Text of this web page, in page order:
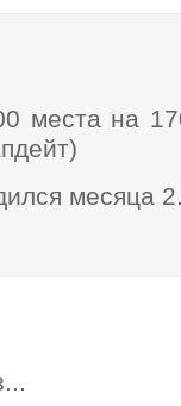
места на
месяца